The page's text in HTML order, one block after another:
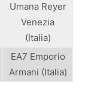
Umana Reyer
Venezia
(Italia)
EA7 Emporio
Armani (Italia)